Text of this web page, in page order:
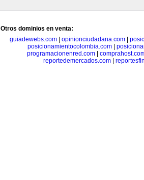
Otros dominios en venta:
guiadewebs.com
opinionciudadana.com
posicionamientocolombia.com|
programacionenred.com
reportedemercados.com|